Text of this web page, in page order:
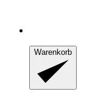
Warenkorb